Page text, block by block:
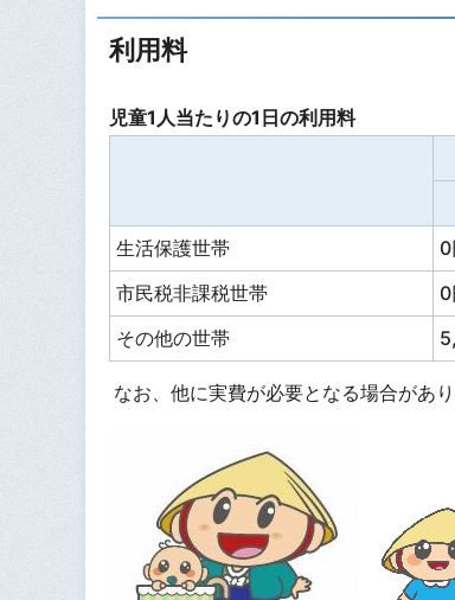
利用料
児童1人当たりの1日の利用料
生活保護世帯
0
市民税非課税世帯
0
その他の世帯
なお、他に実費が必要となる場合があり